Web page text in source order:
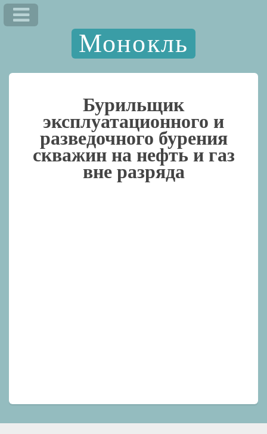
Монокль
Бурильщик
эксплуатационного и
разведочного бурения
скважин на нефть и газ
вне разряда